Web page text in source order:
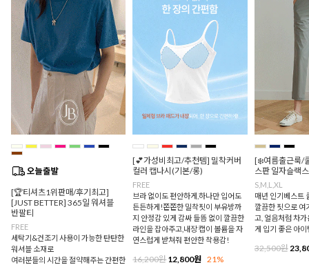
[🏆티셔츠1위판매/후기최고]
[JUST BETTER] 365일 워셔블
반팔티
FREE
세탁기&건조기 사용이 가능한 탄탄한
워셔블 소재로
여러분들의 시간을 절약해주는 간편한
[💕가성비최고/추천템] 밀착커버
컬러 캡나시(기본/롱)
FREE
브라 없이도 편안하게,하나만 입어도
든든하게!쫀쫀한 밀착핏이 부유방까
지 안정감 있게 감싸 들뜸 없이 깔끔한
라인을 잡아주고,내장 캡이 볼륨을 자
연스럽게 받쳐줘 편안한 착용감!
16,200원12,800원 21%
[❄️여름출근룩/
스판 일자슬랙스
S,M,L,XL
매년 인기베스트
깔끔한 핏으로 여
고, 얼음처럼 차
게 입기 좋은 아이
32,500원